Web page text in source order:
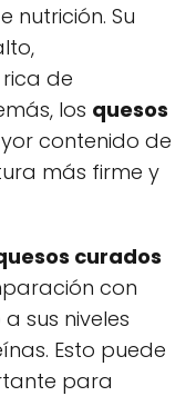
nutrición. Su
de
los quesos
contenido de
más firme y
curados
con
sus niveles
Esto puede
para